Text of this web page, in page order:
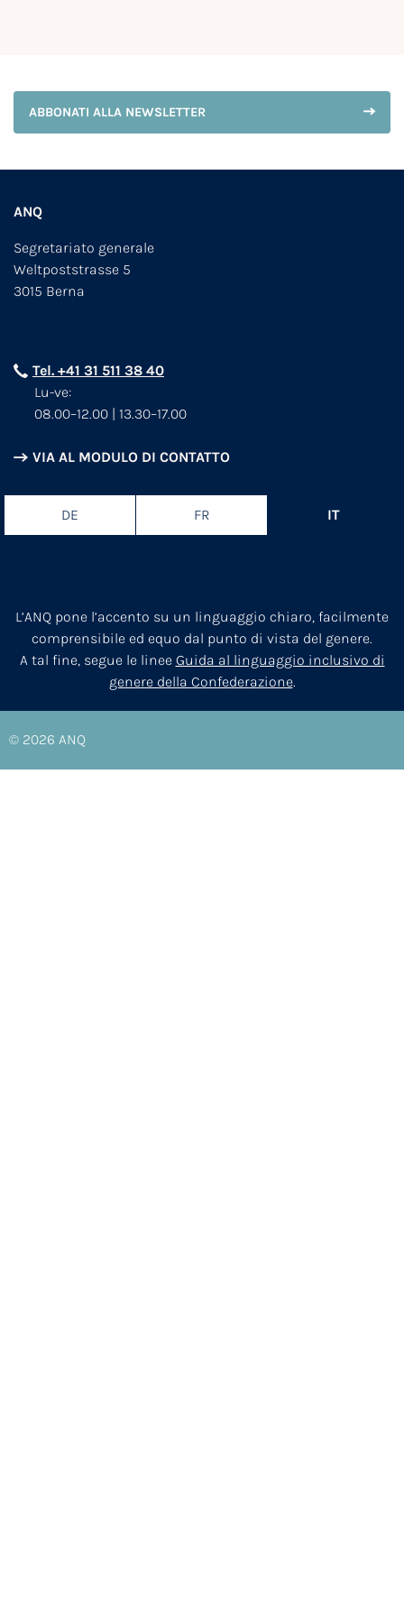
ABBONATI ALLA NEWSLETTER
ANQ
Segretariato generale
Weltpoststrasse 5
3015 Berna
Tel. +41 31 511 38 40
Lu-ve:
08.00–12.00 | 13.30–17.00
VIA AL MODULO DI CONTATTO
DE FR IT
L’ANQ pone l’accento su un linguaggio chiaro, facilmente
comprensibile ed equo dal punto di vista del genere.
A tal fine, segue le linee Guida al linguaggio inclusivo di
genere della Confederazione.
© 2026 ANQ